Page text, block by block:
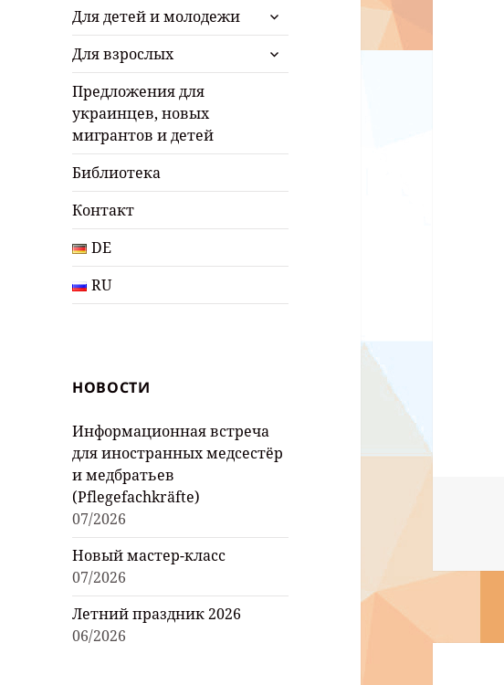
Для детей и молодежи
раскрыть
дочернее
меню
Для взрослых
раскрыть
дочернее
Предложения для
украинцев, новых
мигрантов и детей
Библиотека
Контакт
DE
RU
НОВОСТИ
Информационная встреча
для иностранных медсестёр
и медбратьев
(Pflegefachkräfte)
07/2026
Новый мастер-класс
07/2026
Летний праздник 2026
06/2026